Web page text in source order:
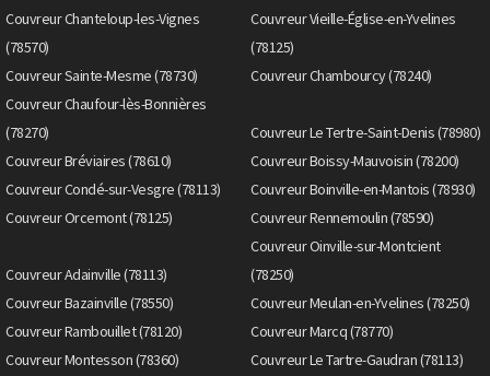
Couvreur Chanteloup-les-Vignes
(78570)
Couvreur Vieille-Église-en-Yvelines
(78125)
Couvreur Sainte-Mesme (78730)
Couvreur Chambourcy (78240)
Couvreur Chaufour-lès-Bonnières
(78270)
Couvreur Le Tertre-Saint-Denis (78980)
Couvreur Bréviaires (78610)
Couvreur Boissy-Mauvoisin (78200)
Couvreur Condé-sur-Vesgre (78113)
Couvreur Boinville-en-Mantois (78930)
Couvreur Orcemont (78125)
Couvreur Rennemoulin (78590)
Couvreur Adainville (78113)
Couvreur Oinville-sur-Montcient
(78250)
Couvreur Bazainville (78550)
Couvreur Meulan-en-Yvelines (78250)
Couvreur Rambouillet (78120)
Couvreur Marcq (78770)
Couvreur Montesson (78360)
Couvreur Le Tartre-Gaudran (78113)